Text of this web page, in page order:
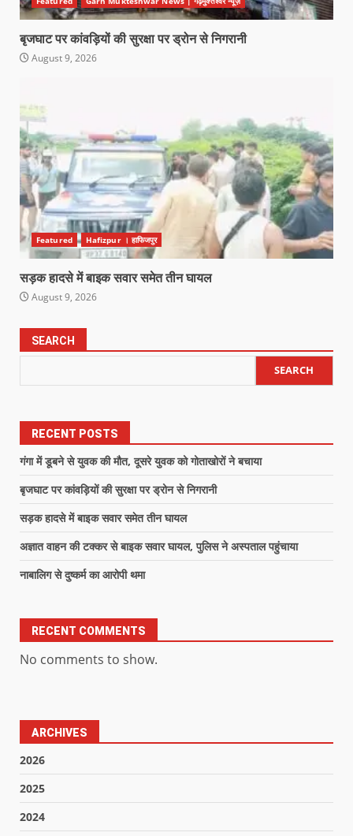
बृजघाट पर कांवड़ियों की सुरक्षा पर ड्रोन से निगरानी
August 9, 2026
Featured Hafizpur । हाफिजपुर
सड़क हादसे में बाइक सवार समेत तीन घायल
August 9, 2026
SEARCH
SEARCH
RECENT POSTS
गंगा में डूबने से युवक की मौत, दूसरे युवक को गोताखोरों ने बचाया
बृजघाट पर कांवड़ियों की सुरक्षा पर ड्रोन से निगरानी
सड़क हादसे में बाइक सवार समेत तीन घायल
अज्ञात वाहन की टक्कर से बाइक सवार घायल, पुलिस ने अस्पताल पहुंचाया
नाबालिग से दुष्कर्म का आरोपी थमा
RECENT COMMENTS
No comments to show.
ARCHIVES
2026
2025
2024